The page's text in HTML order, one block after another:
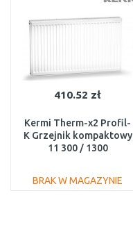
410.52 zł
Kermi Therm-x2 Profil-
K Grzejnik kompaktowy
11 300 / 1300
BRAK W MAGAZYNIE